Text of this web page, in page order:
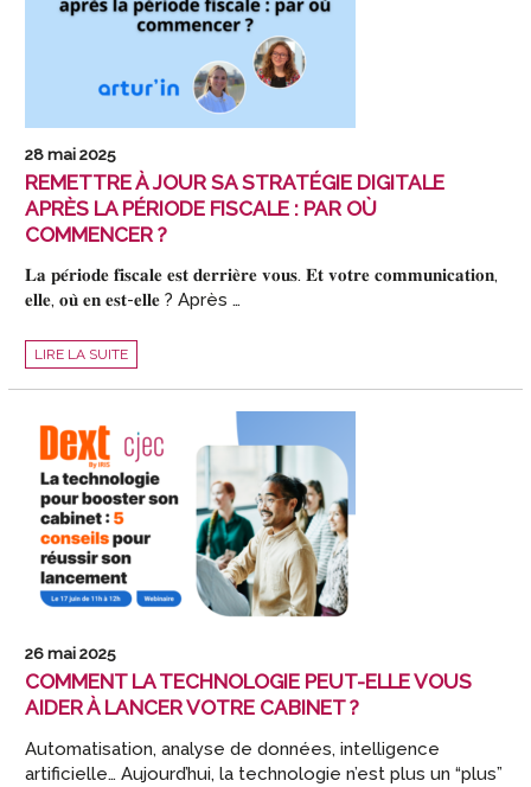
28 mai 2025
REMETTRE À JOUR SA STRATÉGIE DIGITALE
APRÈS LA PÉRIODE FISCALE : PAR OÙ
COMMENCER ?
𝐋𝐚 𝐩𝐞́𝐫𝐢𝐨𝐝𝐞 𝐟𝐢𝐬𝐜𝐚𝐥𝐞 𝐞𝐬𝐭 𝐝𝐞𝐫𝐫𝐢𝐞̀𝐫𝐞 𝐯𝐨𝐮𝐬. 𝐄𝐭 𝐯𝐨𝐭𝐫𝐞 𝐜𝐨𝐦𝐦𝐮𝐧𝐢𝐜𝐚𝐭𝐢𝐨𝐧,
𝐞𝐥𝐥𝐞, 𝐨𝐮̀ 𝐞𝐧 𝐞𝐬𝐭-𝐞𝐥𝐥𝐞 ? Après …
REMETTRE
À
SA
APRÈS
PÉRIODE
FISCALE
PAR
OÙ
COMMENCER
?
LIRE LA SUITE
26 mai 2025
COMMENT LA TECHNOLOGIE PEUT-ELLE VOUS
AIDER À LANCER VOTRE CABINET ?
Automatisation, analyse de données, intelligence
artificielle… Aujourd’hui, la technologie n’est plus un “plus”